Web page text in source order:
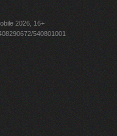
2026, 16+
540801001